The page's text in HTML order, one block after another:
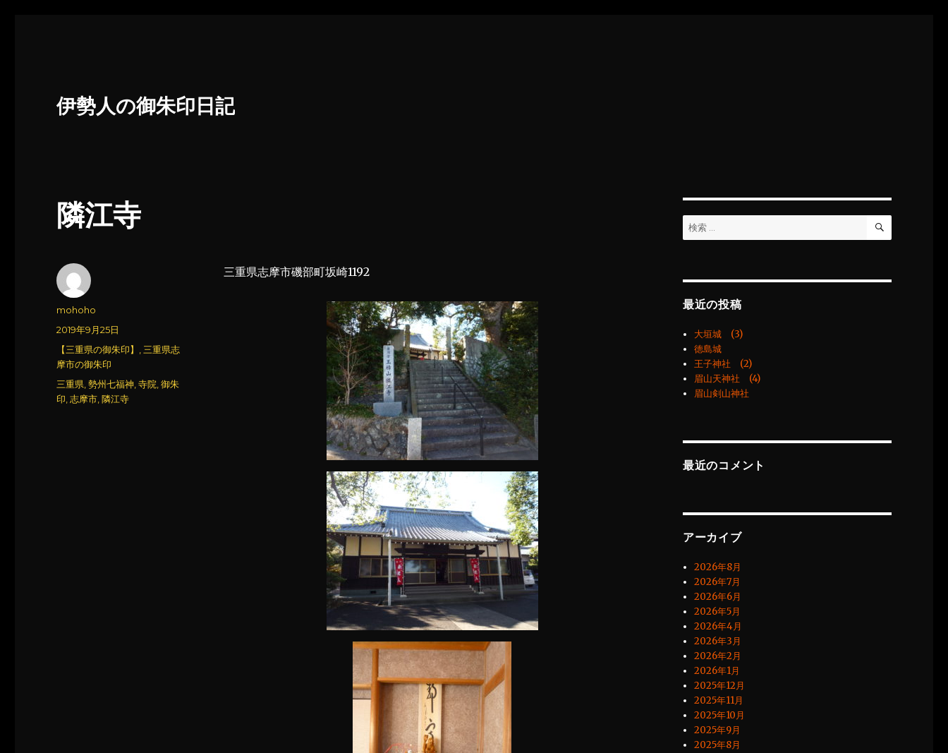
伊勢人の御朱印日記
隣江寺
三重県志摩市磯部町坂崎1192
投
mohoho
投
稿
日:
2019年9月25日
カ
テ
ゴ
リ
【三重県の御朱印】
三重県志
摩市の御朱印
タ
グ
三重県 ,勢州七福神 ,寺院 ,御朱
印 ,志摩市 ,隣江寺
検
索:
検
最近の投稿
大垣城 (3)
徳島城
王子神社 (2)
眉山天神社 (4)
眉山剣山神社
最近のコメント
アーカイブ
2026年8月
2026年7月
2026年6月
2026年5月
2026年4月
2026年3月
2026年2月
2026年1月
2025年12月
2025年11月
2025年10月
2025年9月
2025年8月